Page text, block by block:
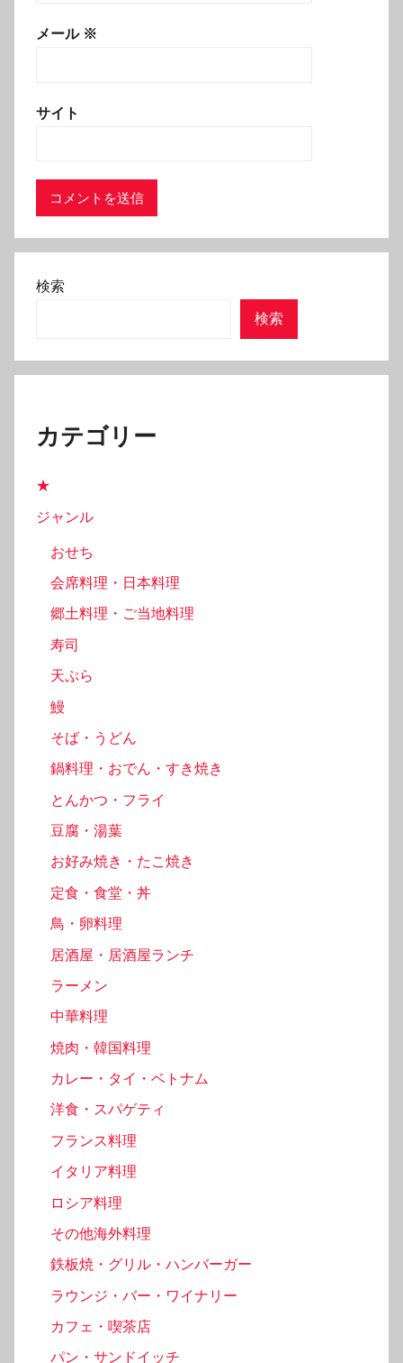
メール ※
サイト
検索
検索
カテゴリー
★
ジャンル
おせち
会席料理・日本料理
郷土料理・ご当地料理
寿司
天ぷら
鰻
そば・うどん
鍋料理・おでん・すき焼き
とんかつ・フライ
豆腐・湯葉
お好み焼き・たこ焼き
定食・食堂・丼
鳥・卵料理
居酒屋・居酒屋ランチ
ラーメン
中華料理
焼肉・韓国料理
カレー・タイ・ベトナム
洋食・スパゲティ
フランス料理
イタリア料理
ロシア料理
その他海外料理
鉄板焼・グリル・ハンバーガー
ラウンジ・バー・ワイナリー
カフェ・喫茶店
パン・サンドイッチ